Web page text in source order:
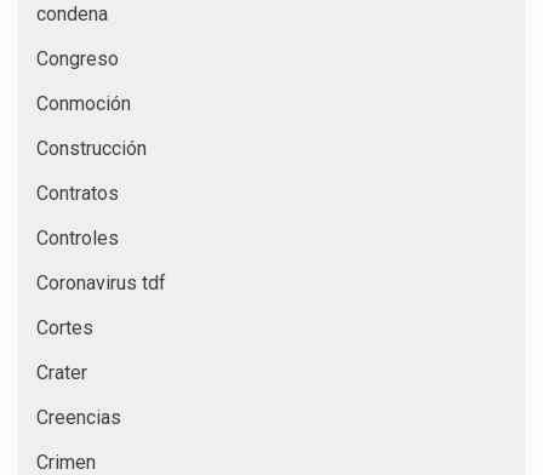
condena
Congreso
Conmoción
Construcción
Contratos
Controles
Coronavirus tdf
Cortes
Crater
Creencias
Crimen